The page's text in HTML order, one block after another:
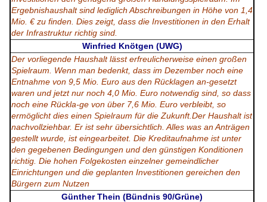
Ergebnishaushalt sind lediglich Abschreibungen in Höhe von 1,4
Mio. € zu finden. Dies zeigt, dass die Investitionen in den Erhalt
der Infrastruktur richtig sind.
Winfried Knötgen (UWG)
Der vorliegende Haushalt lässt erfreulicherweise einen großen
Spielraum. Wenn man bedenkt, dass im Dezember noch eine
Entnahme von 9,5 Mio. Euro aus den Rücklagen an-gesetzt
waren und jetzt nur noch 4,0 Mio. Euro notwendig sind, so dass
noch eine Rückla-ge von über 7,6 Mio. Euro verbleibt, so
ermöglicht dies einen Spielraum für die Zukunft.Der Haushalt ist
nachvollziehbar. Er ist sehr übersichtlich. Alles was an Anträgen
gestellt wurde, ist eingearbeitet. Die Kreditaufnahme ist unter
den gegebenen Bedingungen und den günstigen Konditionen
richtig. Die hohen Folgekosten einzelner gemeindlicher
Einrichtungen und die geplanten Investitionen gereichen den
Bürgern zum Nutzen
Günther Thein (Bündnis 90/Grüne)